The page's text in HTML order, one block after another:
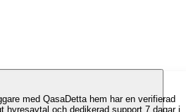
med QasaDetta hem har en verifierad
hyresavtal och dedikerad support 7 dagar i